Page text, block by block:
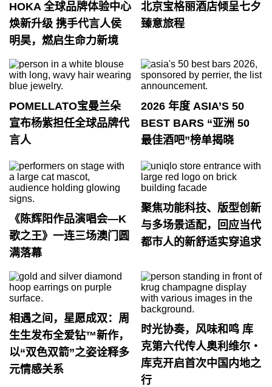
HOKA 全球品牌体验中心
焕新升级 携手代言人侯
明昊，燃启生命力新境
北京宝格丽酒店倾呈七夕
臻意旅程
POMELLATO宝曼兰朵
宣布杨紫担任全球品牌代
言人
2026 年度 ASIA’S 50
BEST BARS “亚洲 50
最佳酒吧”榜单揭晓
《陈辉阳作品演唱会—K
歌之王》一连三场澳门圆
满落幕
聚焦功能科技、版型创新
与多场景适配，回应当代
都市人的新舒适实穿追求
相遇之间，星愿成双：周
生生发布全爱钻™新作，
以“双色双箭”之姿诠释多
元情感关系
时光协奏，风味和鸣 库
克第六代传人奥利维尔・
库克开启首次中国内地之
行